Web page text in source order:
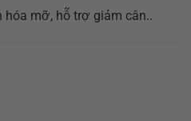
mỡ, hỗ trợ giảm cân..